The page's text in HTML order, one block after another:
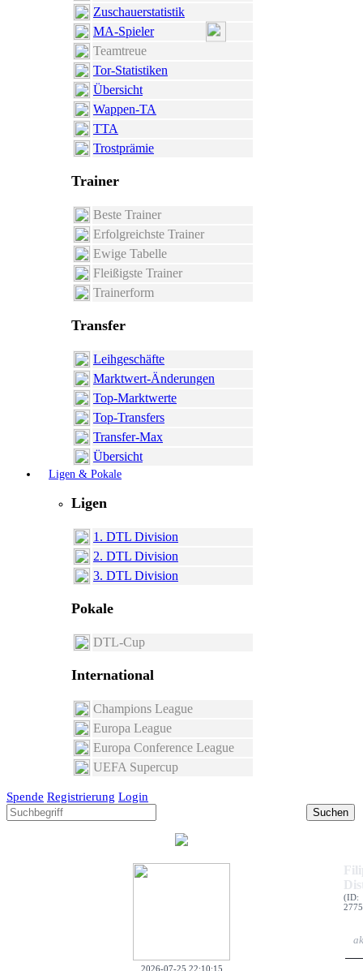
Zuschauerstatistik
MA-Spieler
Teamtreue
Tor-Statistiken
Übersicht
Wappen-TA
TTA
Trostprämie
Trainer
Beste Trainer
Erfolgreichste Trainer
Ewige Tabelle
Fleißigste Trainer
Trainerform
Transfer
Leihgeschäfte
Marktwert-Änderungen
Top-Marktwerte
Top-Transfers
Transfer-Max
Übersicht
Ligen & Pokale
Ligen
1. DTL Division
2. DTL Division
3. DTL Division
Pokale
DTL-Cup
International
Champions League
Europa League
Europa Conference League
UEFA Supercup
Spende Registrierung Login
Suchen
2026-07-25 22:10:15
(ID: